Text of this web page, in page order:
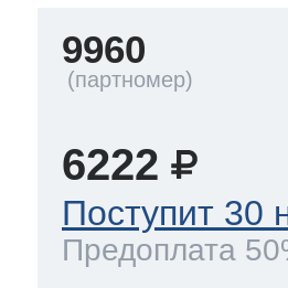
9960
6222
Поступит 30
Предоплата